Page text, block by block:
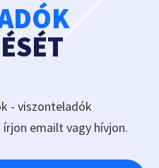
- viszonteladók
emailt vagy hívjon.